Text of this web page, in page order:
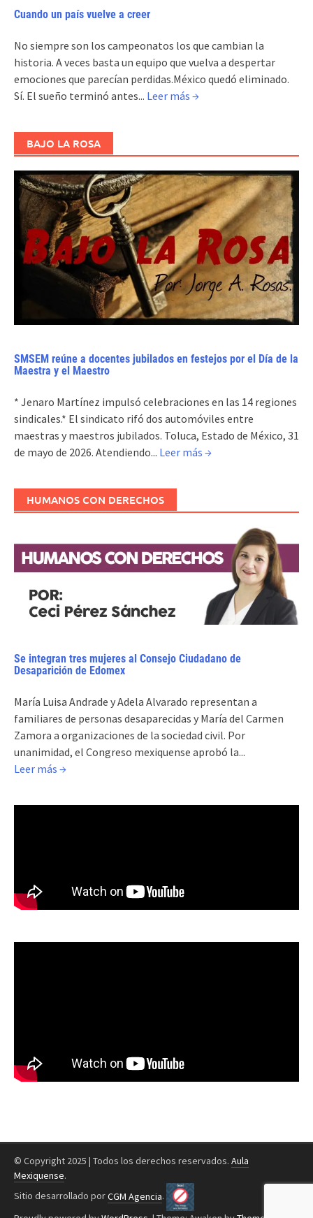
Cuando un país vuelve a creer
No siempre son los campeonatos los que cambian la
historia. A veces basta un equipo que vuelva a despertar
emociones que parecían perdidas.México quedó eliminado.
Sí. El sueño terminó antes... Leer más →
BAJO LA ROSA
SMSEM reúne a docentes jubilados en festejos por el Día de la
Maestra y el Maestro
* Jenaro Martínez impulsó celebraciones en las 14 regiones
sindicales.* El sindicato rifó dos automóviles entre
maestras y maestros jubilados. Toluca, Estado de México, 31
de mayo de 2026. Atendiendo... Leer más →
HUMANOS CON DERECHOS
Se integran tres mujeres al Consejo Ciudadano de
Desaparición de Edomex
María Luisa Andrade y Adela Alvarado representan a
familiares de personas desaparecidas y María del Carmen
Zamora a organizaciones de la sociedad civil. Por
unanimidad, el Congreso mexiquense aprobó la...
Leer más →
© Copyright 2025 | Todos los derechos reservados. Aula
Mexiquense.
Sitio desarrollado porCGM Agencia.